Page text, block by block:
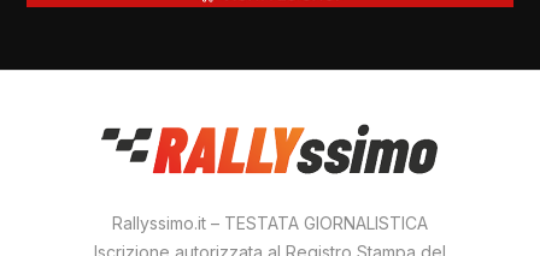
Rallyssimo.it – TESTATA GIORNALISTICA
Iscrizione autorizzata al Registro Stampa del